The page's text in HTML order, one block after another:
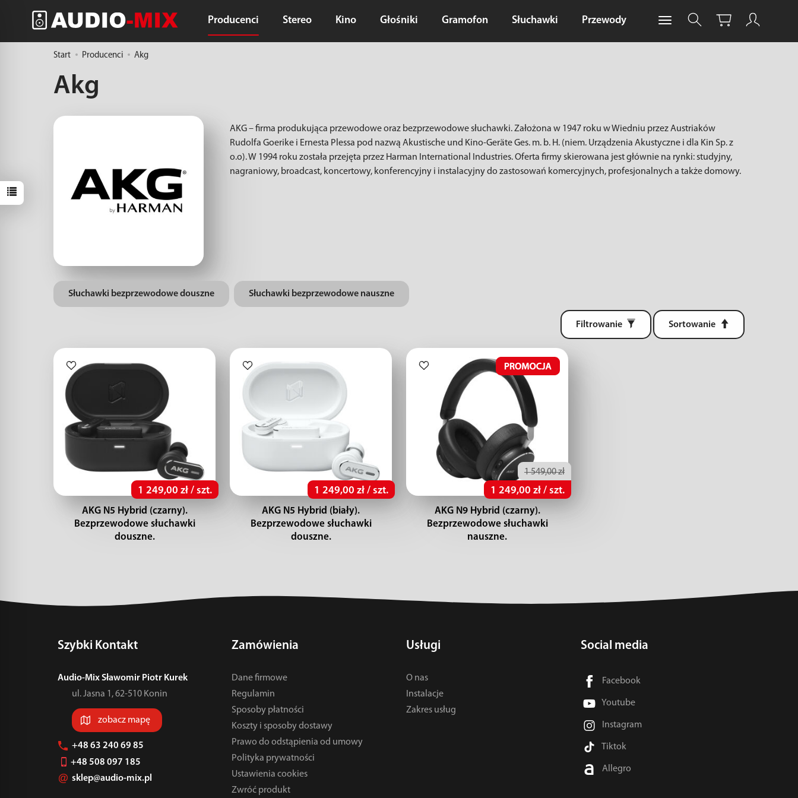
Producenci Stereo Kino Głośniki Gramofon Słuchawki Przewody
Start Producenci Akg
Akg
AKG – firma produkująca przewodowe oraz bezprzewodowe słuchawki. Założona w 1947 roku w Wiedniu przez Austriaków
Rudolfa Goerike i Ernesta Plessa pod nazwą Akustische und Kino-Geräte Ges. m. b. H. (niem. Urządzenia Akustyczne i dla Kin Sp. z
o.o). W 1994 roku została przejęta przez Harman International Industries. Oferta firmy skierowana jest głównie na rynki: studyjny,
nagraniowy, broadcast, koncertowy, konferencyjny i instalacyjny do zastosowań komercyjnych, profesjonalnych a także domowy.
Słuchawki bezprzewodowe douszne Słuchawki bezprzewodowe nauszne
Filtrowanie Sortowanie
1 249,00 zł / szt.
AKG N5 Hybrid (czarny).
Bezprzewodowe słuchawki
douszne.
1 249,00 zł / szt.
AKG N5 Hybrid (biały).
Bezprzewodowe słuchawki
douszne.
1 549,00 zł
1 249,00 zł / szt.
AKG N9 Hybrid (czarny).
Bezprzewodowe słuchawki
nauszne.
Szybki Kontakt
Audio-Mix Sławomir Piotr Kurek
ul. Jasna 1, 62-510 Konin
zobacz mapę
+48 63 240 69 85
+48 508 097 185
sklep@audio-mix.pl
Zamówienia
Dane firmowe
Regulamin
Sposoby płatności
Koszty i sposoby dostawy
Prawo do odstąpienia od umowy
Polityka prywatności
Ustawienia cookies
Zwróć produkt
Usługi
O nas
Instalacje
Zakres usług
Social media
Facebook
Youtube
Instagram
Tiktok
Allegro